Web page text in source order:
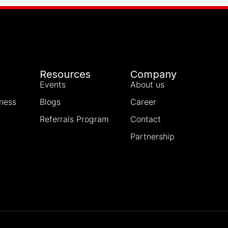
Resources
Events
Blogs
Referrals Program
Company
About us
Career
Contact
Partnership